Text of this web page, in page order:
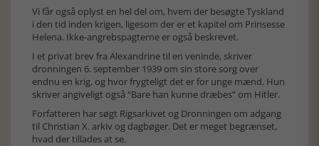
Vi får også oplyst en hel del om, hvem der besøgte Tyskland
i den tid inden krigen, ligesom der er et kapitel om Prinsesse
Helena. Ikke-angrebspagterne er også beskrevet.
I et privat brev fra Alexandrine til en veninde, skriver
dronningen 6. september 1939 om sin store sorg over
endnu en krig, og hvor frygteligt det er for unge mænd. Hun
skriver angiveligt også “Bare han kunne dræbes” om Hitler.
Forfatteren har søgt Rigsarkivet og Dronningen om adgang
til Christian X. arkiv og dagbøger. Det er meget begrænset,
hvad der tillades at se.